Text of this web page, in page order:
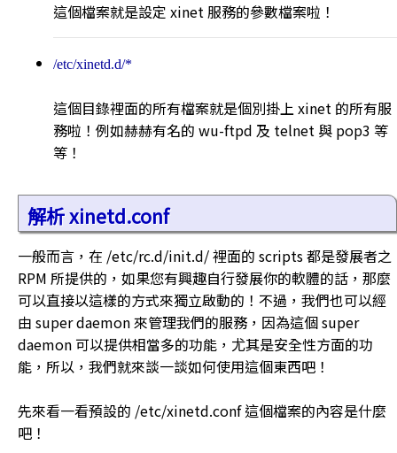
這個檔案就是設定 xinet 服務的參數檔案啦！
/etc/xinetd.d/*
這個目錄裡面的所有檔案就是個別掛上 xinet 的所有服
務啦！例如赫赫有名的 wu-ftpd 及 telnet 與 pop3 等
等！
解析 xinetd.conf
一般而言，在 /etc/rc.d/init.d/ 裡面的 scripts 都是發展者之
RPM 所提供的，如果您有興趣自行發展你的軟體的話，那麼
可以直接以這樣的方式來獨立啟動的！不過，我們也可以經
由 super daemon 來管理我們的服務，因為這個 super
daemon 可以提供相當多的功能，尤其是安全性方面的功
能，所以，我們就來談一談如何使用這個東西吧！
先來看一看預設的 /etc/xinetd.conf 這個檔案的內容是什麼
吧！